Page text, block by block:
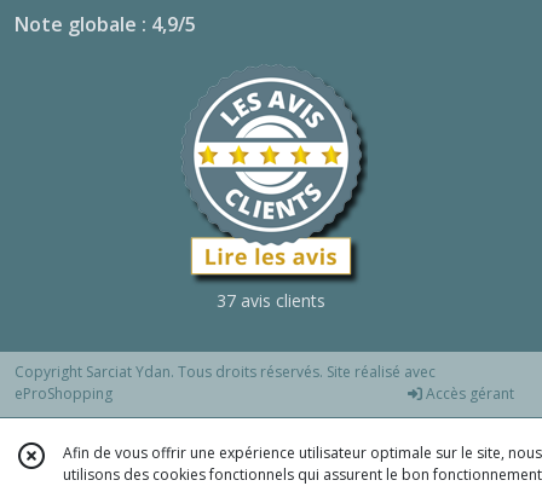
Note globale : 4,9/5
37 avis clients
Copyright Sarciat Ydan. Tous droits réservés. Site réalisé avec
eProShopping
Accès gérant
Afin de vous offrir une expérience utilisateur optimale sur le site, nous
utilisons des cookies fonctionnels qui assurent le bon fonctionnement